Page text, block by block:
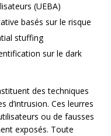
(UEBA)
basés sur le risque
stuffing
sur le dark
des techniques
d’intrusion. Ces leurres
ou de fausses
exposés. Toute